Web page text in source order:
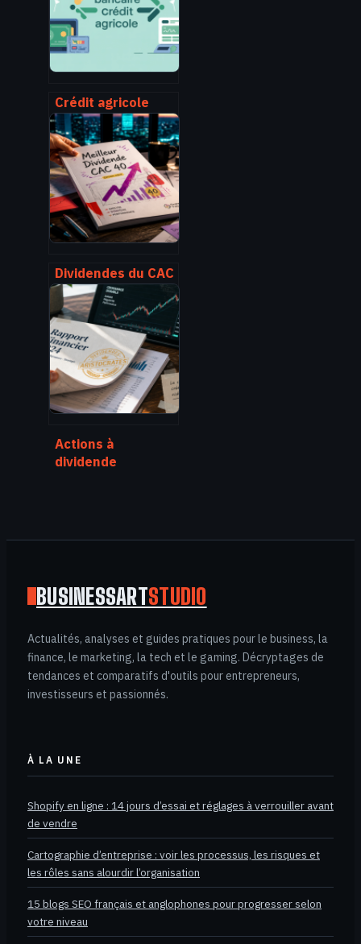
Crédit agricole
virement bancaire
: délais, frais et
suivi expliqués
simplement
Dividendes du CAC
40 : 3 critères
pour identifier les
rendements les
plus durables
Actions à
dividende
BUSINESSARTSTUDIO
Actualités, analyses et guides pratiques pour le business, la
finance, le marketing, la tech et le gaming. Décryptages de
tendances et comparatifs d'outils pour entrepreneurs,
investisseurs et passionnés.
À LA UNE
Shopify en ligne : 14 jours d’essai et réglages à verrouiller avant
de vendre
Cartographie d’entreprise : voir les processus, les risques et
les rôles sans alourdir l’organisation
15 blogs SEO français et anglophones pour progresser selon
votre niveau